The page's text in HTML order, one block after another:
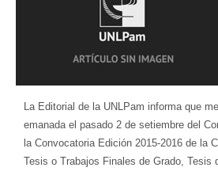
La Editorial de la UNLPam informa que
emanada el pasado 2 de setiembre del
la Convocatoria Edición 2015-2016 de la
Tesis o Trabajos Finales de Grado, Tesis